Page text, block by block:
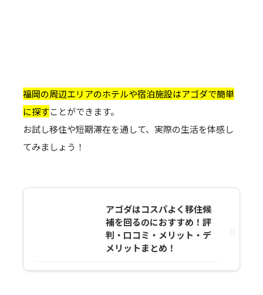
福岡の周辺エリアのホテルや宿泊施設はアゴダで簡単
に探すことができます。
お試し移住や短期滞在を通して、実際の生活を体感し
てみましょう！
アゴダはコスパよく移住候
補を回るのにおすすめ！評
判・口コミ・メリット・デ
メリットまとめ！